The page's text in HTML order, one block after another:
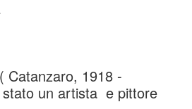
Catanzaro, 1918 -
un artista e pittore